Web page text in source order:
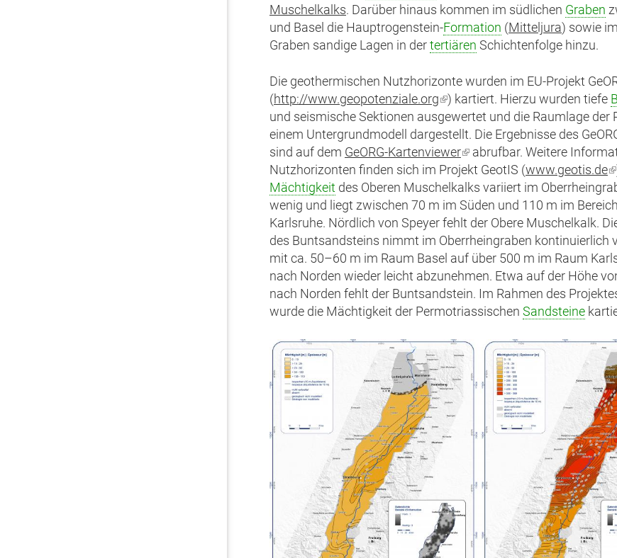
Muschelkalks. Darüber hinaus kommen im südlichen Graben
und Basel die Hauptrogenstein-Formation (Mitteljura) sowie
Graben sandige Lagen in der tertiären Schichtenfolge hinzu.
Die geothermischen Nutzhorizonte wurden im EU-Projekt
(http://www.geopotenziale.org(Link
ist
extern)
) kartiert. Hierzu wurden tiefe
und seismische Sektionen ausgewertet und die Raumlage der
einem Untergrundmodell dargestellt. Die Ergebnisse des
sind auf dem GeORG-Kartenviewer(Link
ist
extern)
abrufbar. Weitere
Nutzhorizonten finden sich im Projekt GeotIS (www.geotis.de
Mächtigkeit des Oberen Muschelkalks variiert im
wenig und liegt zwischen 70 m im Süden und 110 m im
Karlsruhe. Nördlich von Speyer fehlt der Obere Muschelkalk.
des Buntsandsteins nimmt im Oberrheingraben kontinuierlich
mit ca. 50–60 m im Raum Basel auf über 500 m im Raum
nach Norden wieder leicht abzunehmen. Etwa auf der Höhe
nach Norden fehlt der Buntsandstein. Im Rahmen des
wurde die Mächtigkeit der Permotriassischen Sandsteine